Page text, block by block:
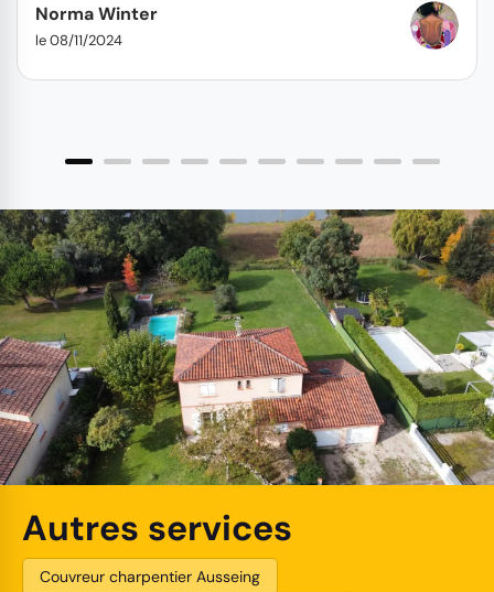
Norma Winter
le 08/11/2024
Autres services
Couvreur charpentier Ausseing